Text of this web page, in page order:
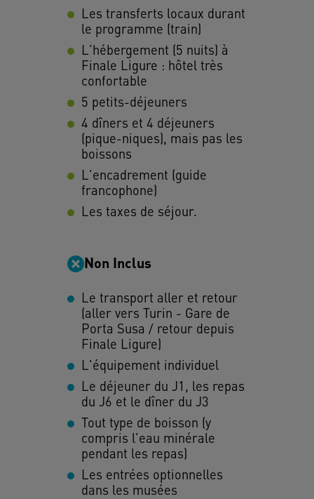
Les transferts locaux durant
le programme (train)
L'hébergement (5 nuits) à
Finale Ligure : hôtel très
confortable
5 petits-déjeuners
4 dîners et 4 déjeuners
(pique-niques), mais pas les
boissons
L'encadrement (guide
francophone)
Les taxes de séjour.
Non Inclus
Le transport aller et retour
(aller vers Turin - Gare de
Porta Susa / retour depuis
Finale Ligure)
L'équipement individuel
Le déjeuner du J1, les repas
du J6 et le dîner du J3
Tout type de boisson (y
compris l'eau minérale
pendant les repas)
Les entrées optionnelles
dans les musées